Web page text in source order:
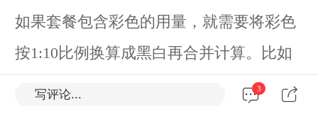
如果套餐包含彩色的用量，就需要将彩色
按1:10比例换算成黑白再合并计算。比如
360元/月，包印黑白3000页，彩色200页。
写评论... 3